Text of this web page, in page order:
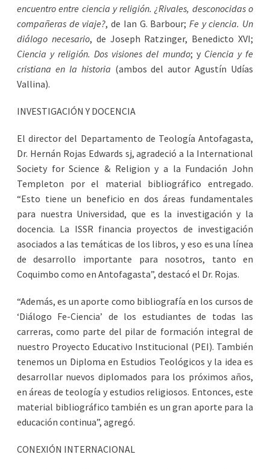
encuentro entre ciencia y religión. ¿Rivales, desconocidas o
compañeras de viaje?, de Ian G. Barbour; Fe y ciencia. Un
diálogo necesario, de Joseph Ratzinger, Benedicto XVI;
Ciencia y religión. Dos visiones del mundo; y Ciencia y fe
cristiana en la historia (ambos del autor Agustín Udías
Vallina).
INVESTIGACIÓN Y DOCENCIA
El director del Departamento de Teología Antofagasta,
Dr. Hernán Rojas Edwards sj, agradeció a la International
Society for Science & Religion y a la Fundación John
Templeton por el material bibliográfico entregado.
“Esto tiene un beneficio en dos áreas fundamentales
para nuestra Universidad, que es la investigación y la
docencia. La ISSR financia proyectos de investigación
asociados a las temáticas de los libros, y eso es una línea
de desarrollo importante para nosotros, tanto en
Coquimbo como en Antofagasta”, destacó el Dr. Rojas.
“Además, es un aporte como bibliografía en los cursos de
‘Diálogo Fe-Ciencia’ de los estudiantes de todas las
carreras, como parte del pilar de formación integral de
nuestro Proyecto Educativo Institucional (PEI). También
tenemos un Diploma en Estudios Teológicos y la idea es
desarrollar nuevos diplomados para los próximos años,
en áreas de teología y estudios religiosos. Entonces, este
material bibliográfico también es un gran aporte para la
educación continua”, agregó.
CONEXIÓN INTERNACIONAL